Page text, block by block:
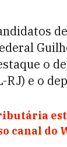
o
e o
canal do